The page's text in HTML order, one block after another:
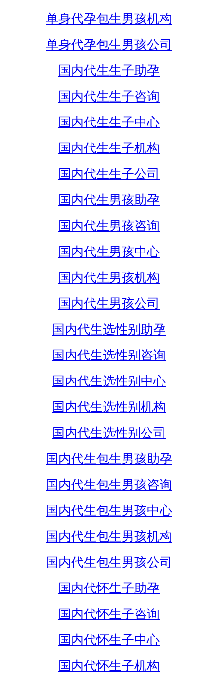
单身代孕包生男孩机构
单身代孕包生男孩公司
国内代生生子助孕
国内代生生子咨询
国内代生生子中心
国内代生生子机构
国内代生生子公司
国内代生男孩助孕
国内代生男孩咨询
国内代生男孩中心
国内代生男孩机构
国内代生男孩公司
国内代生选性别助孕
国内代生选性别咨询
国内代生选性别中心
国内代生选性别机构
国内代生选性别公司
国内代生包生男孩助孕
国内代生包生男孩咨询
国内代生包生男孩中心
国内代生包生男孩机构
国内代生包生男孩公司
国内代怀生子助孕
国内代怀生子咨询
国内代怀生子中心
国内代怀生子机构